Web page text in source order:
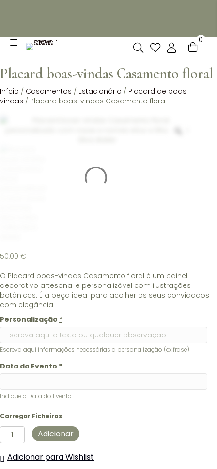
0
Placard boas-vindas Casamento floral
Início / Casamentos / Estacionário / Placard de boas-
vindas / Placard boas-vindas Casamento floral
50,00 €
O Placard boas-vindas Casamento floral é um painel
decorativo artesanal e personalizável com ilustrações
botânicas. É a peça ideal para acolher os seus convidados
com elegância.
Personalização *
Escreva aqui informações necessárias a personalização (ex frase)
Data do Evento *
Indique a Data do Evento
Carregar Ficheiros
Quantidade
de
boas-
Adicionar
Adicionar para Wishlist